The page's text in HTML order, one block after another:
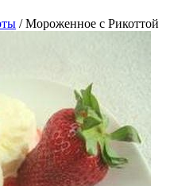
/ Мороженное с Рикоттой